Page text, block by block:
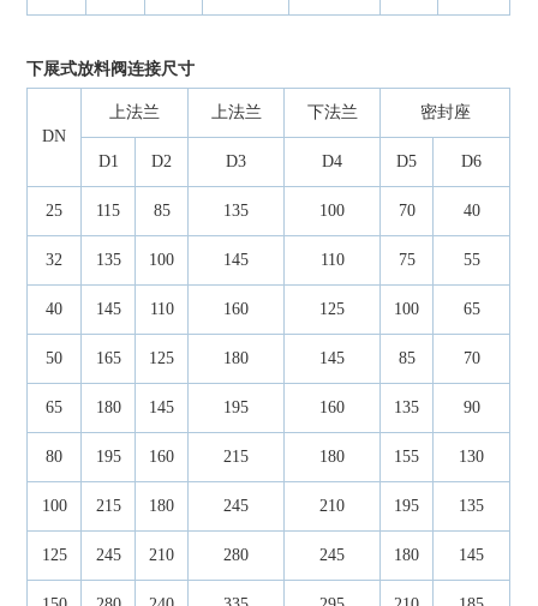
下展式放料阀连接尺寸
DN
上法兰 上法兰 下法兰 密封座
D1 D2 D3 D4 D5 D6
25 115 85 135 100 70 40
32 135 100 145 110 75 55
40 145 110 160 125 100 65
50 165 125 180 145 85 70
65 180 145 195 160 135 90
80 195 160 215 180 155 130
100 215 180 245 210 195 135
125 245 210 280 245 180 145